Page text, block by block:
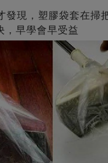
發現，塑膠袋套在掃
，早學會早受益